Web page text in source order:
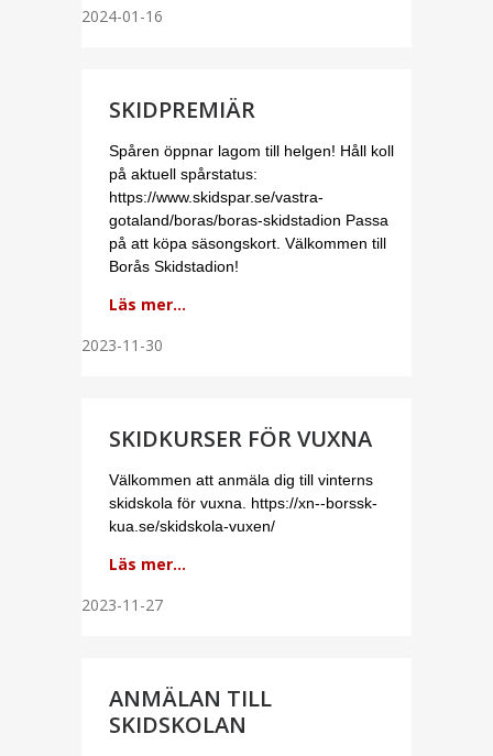
2024-01-16
SKIDPREMIÄR
Spåren öppnar lagom till helgen! Håll koll
på aktuell spårstatus:
https://www.skidspar.se/vastra-
gotaland/boras/boras-skidstadion Passa
på att köpa säsongskort. Välkommen till
Borås Skidstadion!
Läs mer...
2023-11-30
SKIDKURSER FÖR VUXNA
Välkommen att anmäla dig till vinterns
skidskola för vuxna. https://xn--borssk-
kua.se/skidskola-vuxen/
Läs mer...
2023-11-27
ANMÄLAN TILL
SKIDSKOLAN